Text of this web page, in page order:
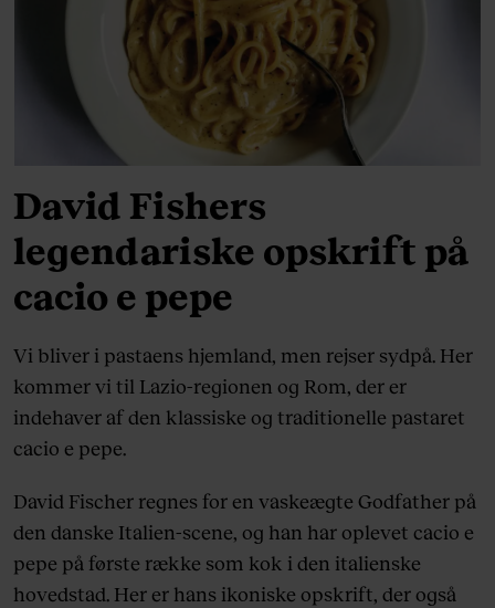
David Fishers
legendariske opskrift på
cacio e pepe
Vi bliver i pastaens hjemland, men rejser sydpå. Her
kommer vi til Lazio-regionen og Rom, der er
indehaver af den klassiske og traditionelle pastaret
cacio e pepe.
David Fischer regnes for en vaskeægte Godfather på
den danske Italien-scene, og han har oplevet cacio e
pepe på første række som kok i den italienske
hovedstad. Her er hans ikoniske opskrift, der også